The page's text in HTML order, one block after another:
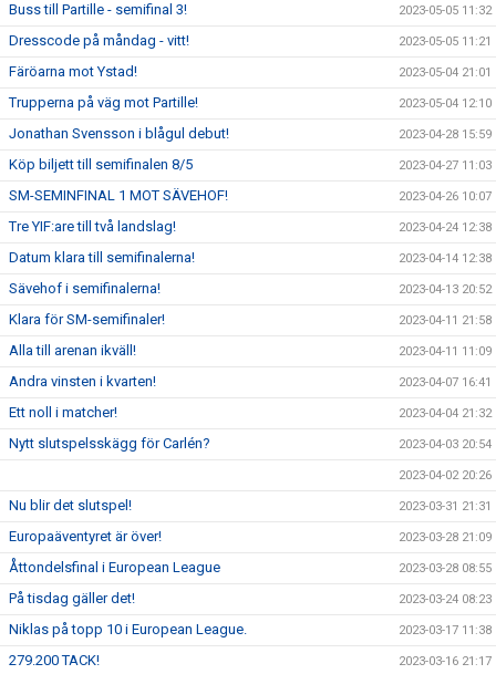
Buss till Partille - semifinal 3! 2023-05-05 11:32
Dresscode på måndag - vitt! 2023-05-05 11:21
Färöarna mot Ystad! 2023-05-04 21:01
Trupperna på väg mot Partille! 2023-05-04 12:10
Jonathan Svensson i blågul debut! 2023-04-28 15:59
Köp biljett till semifinalen 8/5 2023-04-27 11:03
SM-SEMINFINAL 1 MOT SÄVEHOF! 2023-04-26 10:07
Tre YIF:are till två landslag! 2023-04-24 12:38
Datum klara till semifinalerna! 2023-04-14 12:38
Sävehof i semifinalerna! 2023-04-13 20:52
Klara för SM-semifinaler! 2023-04-11 21:58
Alla till arenan ikväll! 2023-04-11 11:09
Andra vinsten i kvarten! 2023-04-07 16:41
Ett noll i matcher! 2023-04-04 21:32
Nytt slutspelsskägg för Carlén? 2023-04-03 20:54
2023-04-02 20:26
Nu blir det slutspel! 2023-03-31 21:31
Europaäventyret är över! 2023-03-28 21:09
Åttondelsfinal i European League 2023-03-28 08:55
På tisdag gäller det! 2023-03-24 08:23
Niklas på topp 10 i European League. 2023-03-17 11:38
279.200 TACK! 2023-03-16 21:17